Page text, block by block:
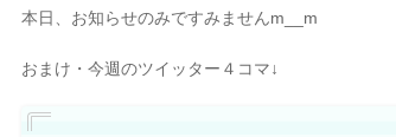
本日、お知らせのみですみませんm__m
おまけ・今週のツイッター４コマ↓